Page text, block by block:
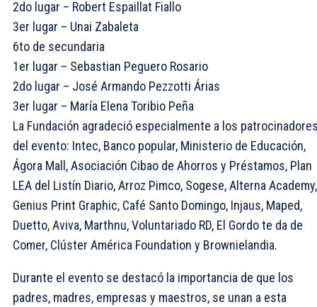
2do lugar – Robert Espaillat Fiallo
3er lugar – Unai Zabaleta
6to de secundaria
1er lugar – Sebastian Peguero Rosario
2do lugar – José Armando Pezzotti Árias
3er lugar – María Elena Toribio Peña
La Fundación agradeció especialmente a los
del evento: Intec, Banco popular, Ministerio de Educación,
Ágora Mall, Asociación Cibao de Ahorros y Préstamos, Plan
LEA del Listín Diario, Arroz Pimco, Sogese, Alterna Academy,
Genius Print Graphic, Café Santo Domingo, Injaus, Maped,
Duetto, Aviva, Marthnu, Voluntariado RD, El Gordo te da de
Comer, Clúster América Foundation y Brownielandia.
Durante el evento se destacó la importancia de que los
padres, madres, empresas y maestros, se unan a esta